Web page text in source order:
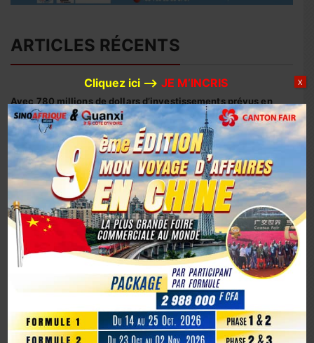
ARTICLES RÉCENTS
Avec 780 millions de dollars d’investissements prévus en
2026, Huaxin Gold accélère son expansion minière entre
Afrique et Asie
Coopération sino-ivoirienne : inauguration officielle du
siège du centre d’affaires YUE AFRICA BUSINESS ALLIANCE
(YABA) à Guangzhou
Coopération Sino-Ivoirienne : S.E.M. Abou Dosso nommé
Ambassadeur de la Côte d’Ivoire en Chine, un tournant
diplomatique
1er octobre 2025, la Chine marque son 76e anniversaire
avec éclat
La Chine fête les 80 ans de la capitulation du Japon
Cliquez ici –> JE M’INCRIS X